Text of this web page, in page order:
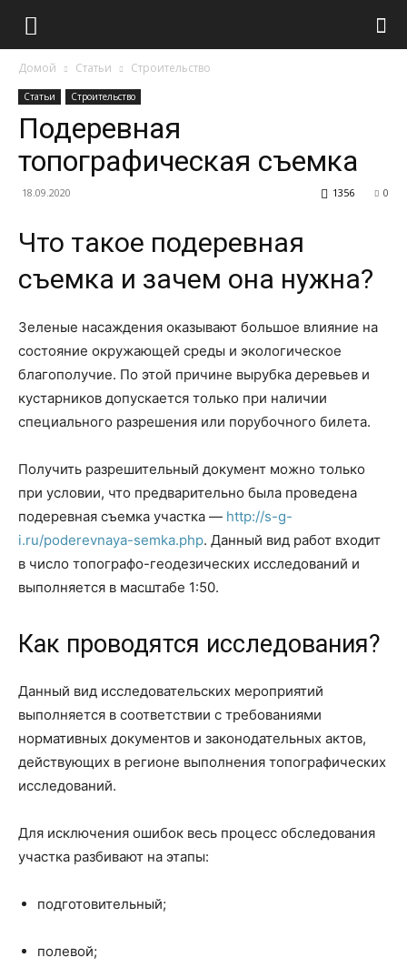
Домой Статьи Строительство
Статьи Строительство
Подеревная
топографическая съемка
18.09.2020 0
1356
Что такое подеревная
съемка и зачем она нужна?
Зеленые насаждения оказывают большое влияние на
состояние окружающей среды и экологическое
благополучие. По этой причине вырубка деревьев и
кустарников допускается только при наличии
специального разрешения или порубочного билета.
Получить разрешительный документ можно только
при условии, что предварительно была проведена
подеревная съемка участка — http://s-g-
i.ru/poderevnaya-semka.php. Данный вид работ входит
в число топографо-геодезических исследований и
выполняется в масштабе 1:50.
Как проводятся исследования?
Данный вид исследовательских мероприятий
выполняется в соответствии с требованиями
нормативных документов и законодательных актов,
действующих в регионе выполнения топографических
исследований.
Для исключения ошибок весь процесс обследования
участка разбивают на этапы:
подготовительный;
полевой;